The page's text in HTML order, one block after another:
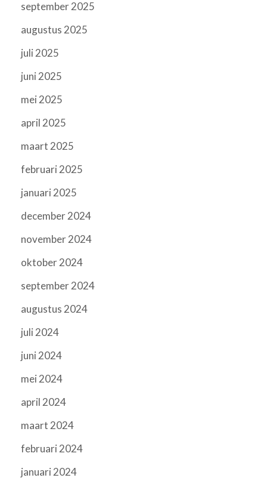
september 2025
augustus 2025
juli 2025
juni 2025
mei 2025
april 2025
maart 2025
februari 2025
januari 2025
december 2024
november 2024
oktober 2024
september 2024
augustus 2024
juli 2024
juni 2024
mei 2024
april 2024
maart 2024
februari 2024
januari 2024